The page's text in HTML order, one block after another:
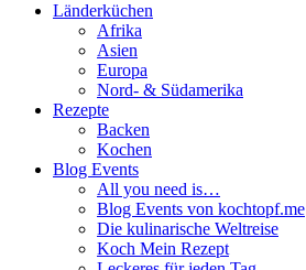
Länderküchen
Afrika
Asien
Europa
Nord- & Südamerika
Rezepte
Backen
Kochen
Blog Events
All you need is…
Blog Events von kochtopf.me
Die kulinarische Weltreise
Koch Mein Rezept